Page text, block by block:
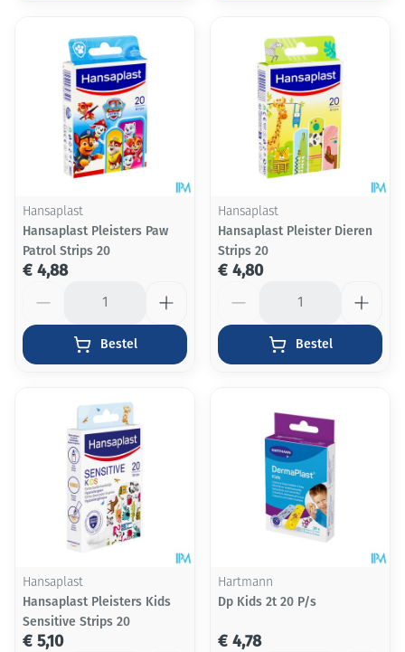
Hansaplast
Hansaplast Pleisters Paw
Patrol Strips 20
€ 4,88
Bestel
Hansaplast
Hansaplast Pleister Dieren
Strips 20
€ 4,80
Bestel
Hansaplast
Hansaplast Pleisters Kids
Sensitive Strips 20
€ 5,10
Hartmann
Dp Kids 2t 20 P/s
€ 4,78